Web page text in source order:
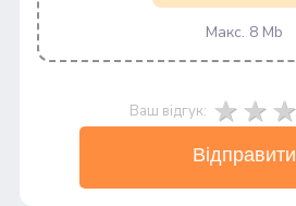
Макс. 8 Mb
Ваш відгук:
Відправити